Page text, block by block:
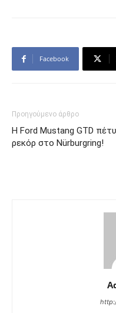
Facebook
Προηγούμενο άρθρο
Η Ford Mustang GTD
ρεκόρ στο Nürburgring!